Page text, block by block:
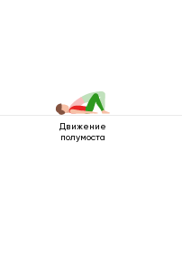
Движение
полумоста